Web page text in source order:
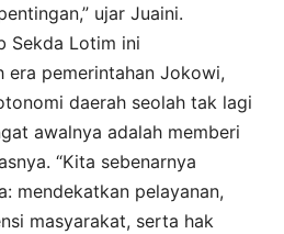
ujar Juaini.
Sekda Lotim ini
era pemerintahan Jokowi,
daerah seolah tak lagi
awalnya adalah memberi
“Kita sebenarnya
mendekatkan pelayanan,
masyarakat, serta hak